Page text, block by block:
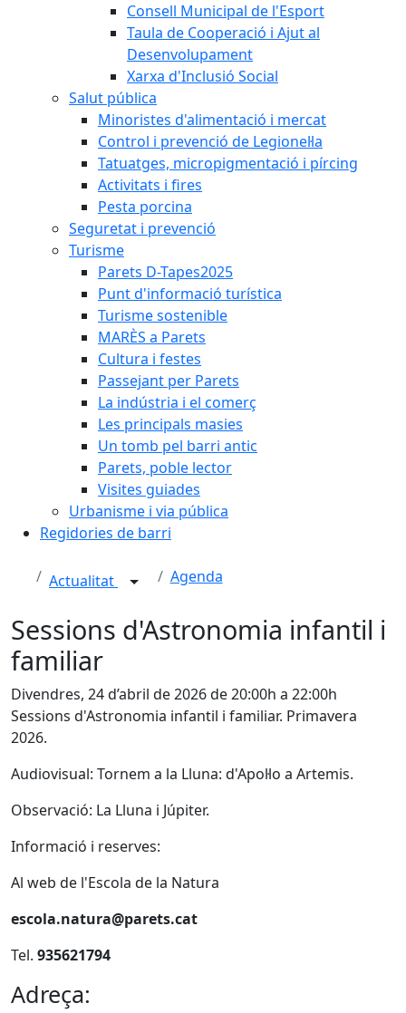
Consell Municipal de l'Esport
Taula de Cooperació i Ajut al
Desenvolupament
Xarxa d'Inclusió Social
Salut pública
Minoristes d'alimentació i mercat
Control i prevenció de Legionel·la
Tatuatges, micropigmentació i pírcing
Activitats i fires
Pesta porcina
Seguretat i prevenció
Turisme
Parets D-Tapes2025
Punt d'informació turística
Turisme sostenible
MARÈS a Parets
Cultura i festes
Passejant per Parets
La indústria i el comerç
Les principals masies
Un tomb pel barri antic
Parets, poble lector
Visites guiades
Urbanisme i via pública
Regidories de barri
Actualitat Agenda
Sessions d'Astronomia infantil i
familiar
Divendres, 24 d’abril de 2026 de 20:00h a 22:00h
Sessions d'Astronomia infantil i familiar. Primavera
2026.
Audiovisual: Tornem a la Lluna: d'Apol·lo a Artemis.
Observació: La Lluna i Júpiter.
Informació i reserves:
Al web de l'Escola de la Natura
escola.natura@parets.cat
Tel. 935621794
Adreça: